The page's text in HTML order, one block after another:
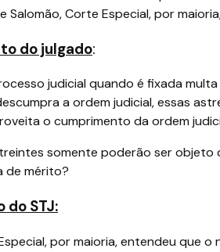
Salomão, Corte Especial, por
do julgado:
judicial quando é fixada
a ordem judicial, essas
o cumprimento da ordem
somente poderão ser
de mérito?
do STJ:
por maioria, entendeu que